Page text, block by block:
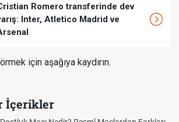
Romero transferinde dev
Inter, Atletico Madrid ve
için aşağıya kaydırın.
İçerikler